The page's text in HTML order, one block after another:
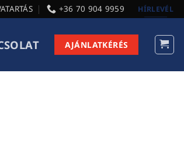
+36 70 904 9959 HÍRLEVÉL
AJÁNLATKÉRÉS